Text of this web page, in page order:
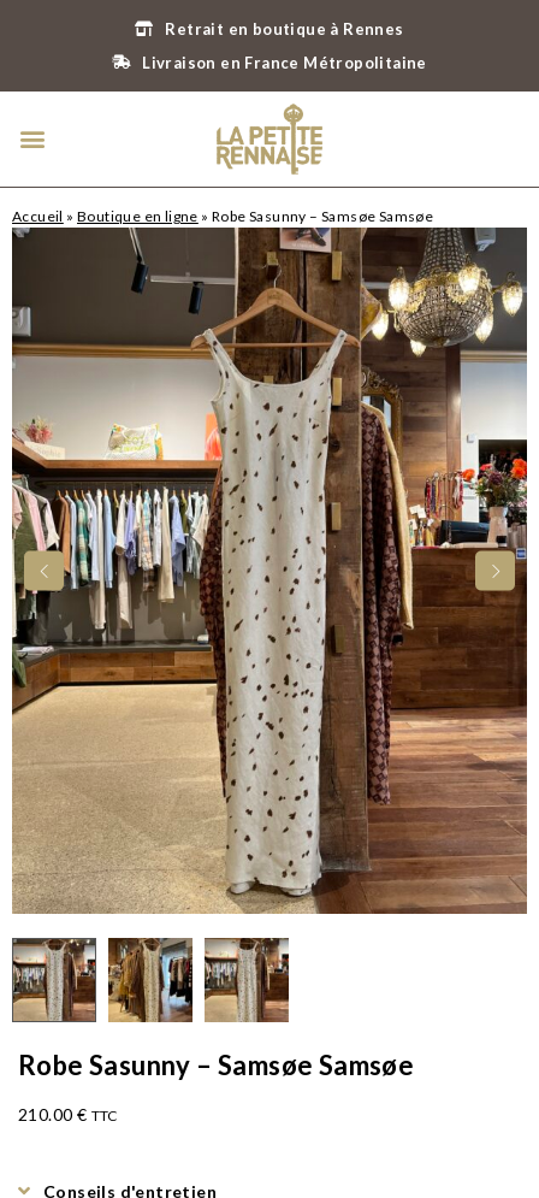
Retrait en boutique à Rennes
Livraison en France Métropolitaine
Accueil »Boutique en ligne »Robe Sasunny – Samsøe Samsøe
Robe Sasunny – Samsøe Samsøe
210.00 € TTC
Conseils d'entretien